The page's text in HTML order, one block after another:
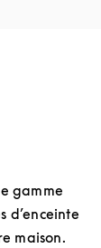
gamme
d’enceinte
maison.